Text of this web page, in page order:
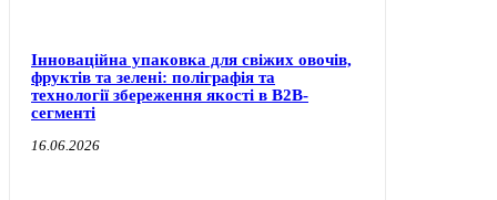
Інноваційна упаковка для свіжих овочів,
фруктів та зелені: поліграфія та
технології збереження якості в B2B-
сегменті
16.06.2026